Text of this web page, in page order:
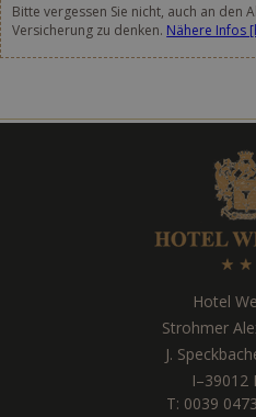
Bitte vergessen Sie nicht, auch an den
Versicherung zu denken. Nähere Infos
Hotel
Strohmer
J.
I–39012
T: 0039